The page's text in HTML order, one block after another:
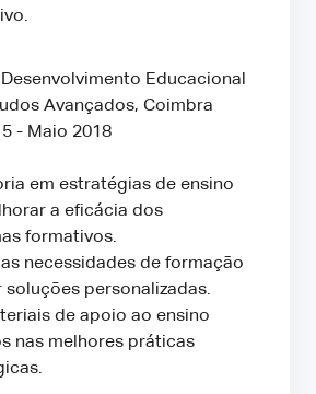
Educacional
Avançados, Coimbra
- Maio 2018
em estratégias de ensino
a eficácia dos
formativos.
necessidades de formação
soluções personalizadas.
de apoio ao ensino
nas melhores práticas